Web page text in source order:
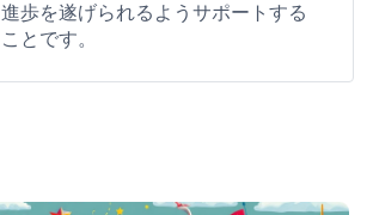
進歩を遂げられるようサポートする
ことです。